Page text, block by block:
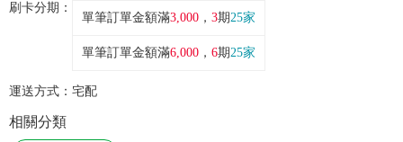
刷卡分期：
單筆訂單金額滿3,000 ， 3期25家
單筆訂單金額滿6,000 ， 6期25家
運送方式： 宅配
相關分類